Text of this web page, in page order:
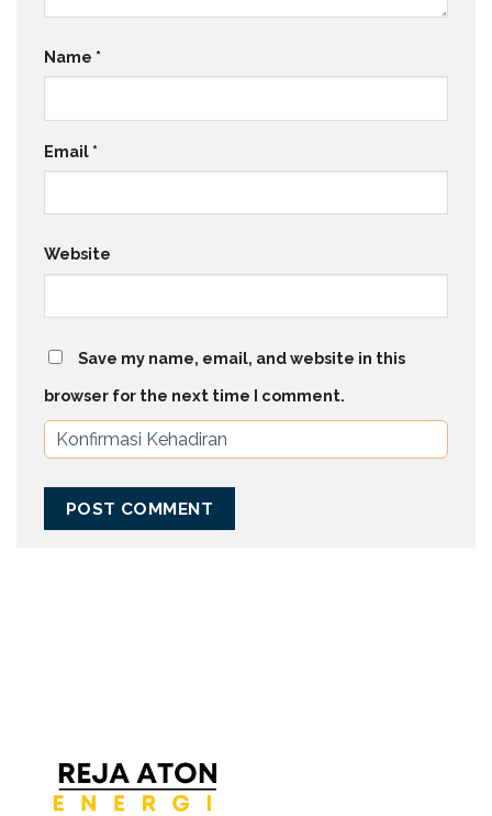
Name *
Email *
Website
Save my name, email, and website in this
browser for the next time I comment.